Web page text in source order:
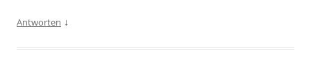
Antworten ↓